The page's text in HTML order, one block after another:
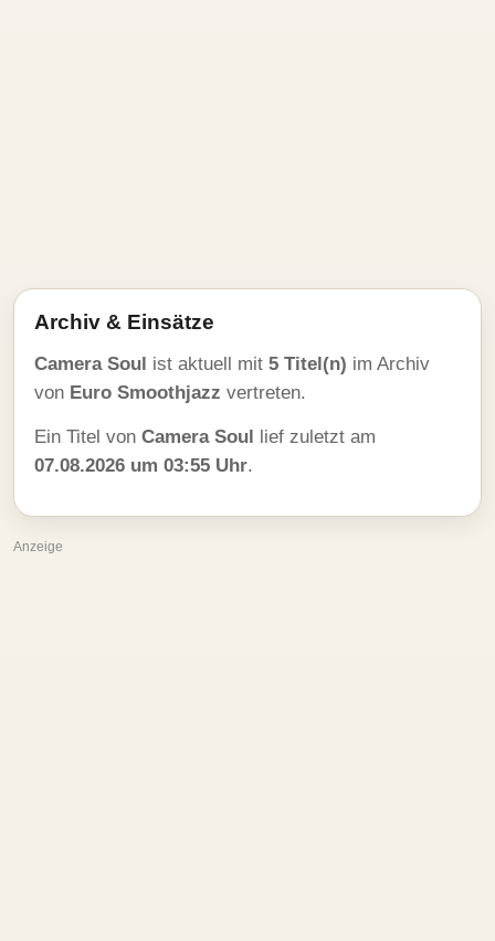
Archiv & Einsätze
Camera Soul ist aktuell mit 5 Titel(n) im Archiv
von Euro Smoothjazz vertreten.
Ein Titel von Camera Soul lief zuletzt am
07.08.2026 um 03:55 Uhr.
Anzeige